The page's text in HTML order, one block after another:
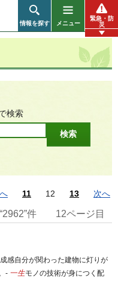
情報を探す メニュー
緊急・防
災
検索
11 12 13 次へ
件 12ページ目
感自分が関わった建物に灯りが
- 一生モノの技術が身につく配